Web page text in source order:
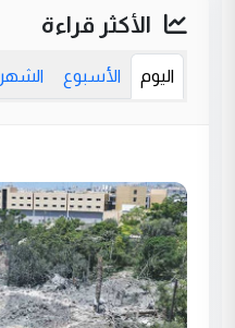
الأكثر قراءة
اليوم الأسبوع الشهر